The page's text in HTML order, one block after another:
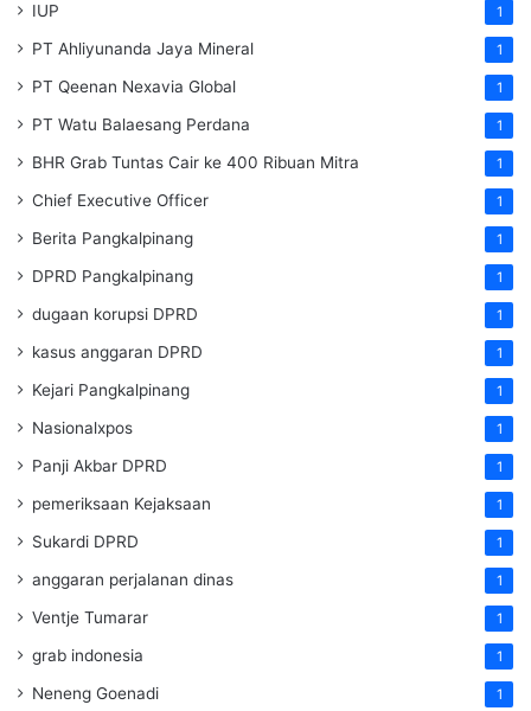
IUP 1
PT Ahliyunanda Jaya Mineral 1
PT Qeenan Nexavia Global 1
PT Watu Balaesang Perdana 1
BHR Grab Tuntas Cair ke 400 Ribuan Mitra 1
Chief Executive Officer 1
Berita Pangkalpinang 1
DPRD Pangkalpinang 1
dugaan korupsi DPRD 1
kasus anggaran DPRD 1
Kejari Pangkalpinang 1
Nasionalxpos 1
Panji Akbar DPRD 1
pemeriksaan Kejaksaan 1
Sukardi DPRD 1
anggaran perjalanan dinas 1
Ventje Tumarar 1
grab indonesia 1
Neneng Goenadi 1